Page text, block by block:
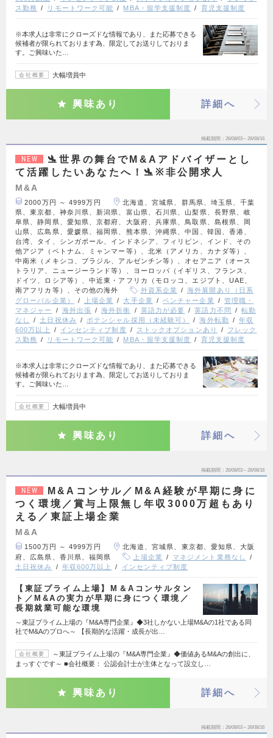
ス勤務
リモートワーク可能 MBA・留学支援制度 育児支援制度
※本求人は非常にクローズドな情報であり、また応募できる
候補者が限られております為、限定してお送りしておりま
す。ご興味いた…
会社概要 大幅増員中
興味あり 詳細へ
掲載期間 26/08/03～26/08/16
NEW
🛬世界の舞台でM&Aアドバイザーとし
て活躍したいあなたへ！🛬※非公開求人
M&A
2000万円 ～ 4999万円
北海道、宮城県、群馬県、埼玉県、千葉
県、東京都、神奈川県、新潟県、富山県、石川県、山梨県、長野県、岐
阜県、静岡県、愛知県、京都府、大阪府、兵庫県、鳥取県、島根県、岡
山県、広島県、愛媛県、福岡県、熊本県、沖縄県、中国、韓国、香港、
台湾、タイ、シンガポール、インドネシア、フィリピン、インド、その
他アジア（ベトナム、ミャンマー等）、北米（アメリカ、カナダ等）、
中南米（メキシコ、ブラジル、アルゼンチン等）、オセアニア（オース
トラリア、ニュージーランド等）、ヨーロッパ（イギリス、フランス、
ドイツ、ロシア等）、中近東・アフリカ（モロッコ、エジプト、UAE、
南アフリカ等）、その他の海外
外資系企業
海外展開あり（日系
グローバル企業）
上場企業 大手企業 ベンチャー企業
管理職・
マネジャー
海外出張 海外折衝 英語力が必要 英語力不問
転勤
なし
土日祝休み ポテンシャル採用（未経験可） 海外転勤
年収
600万以上
インセンティブ制度 ストックオプションあり
フレック
ス勤務
リモートワーク可能 MBA・留学支援制度 育児支援制度
※本求人は非常にクローズドな情報であり、また応募できる
候補者が限られております為、限定してお送りしておりま
す。ご興味いた…
会社概要 大幅増員中
興味あり 詳細へ
掲載期間 26/08/03～26/08/16
NEW
M&Aコンサル／M&A経験が早期に身に
つく環境／賞与上限無し年収3000万超もあり
える／東証上場企業
M&A
1500万円 ～ 4999万円
北海道、宮城県、東京都、愛知県、大阪
府、広島県、香川県、福岡県
上場企業
マネジメント業務なし
土日祝休み
年収600万以上 インセンティブ制度
【東証プライム上場】M＆Aコンサルタン
ト／M&Aの実力が早期に身につく環境／
長期就業可能な環境
～東証プライム上場の『M&A専門企業』◆3社しかない上場M&Aの1社である同
社でM&Aのプロへ～ 【長期的な活躍・成長が出…
会社概要
～東証プライム上場の『M&A専門企業』◆価値あるM&Aの創出に、
まっすぐです～ ■会社概要： 公認会計士が主体となって設立し…
興味あり 詳細へ
掲載期間 26/08/03～26/08/16